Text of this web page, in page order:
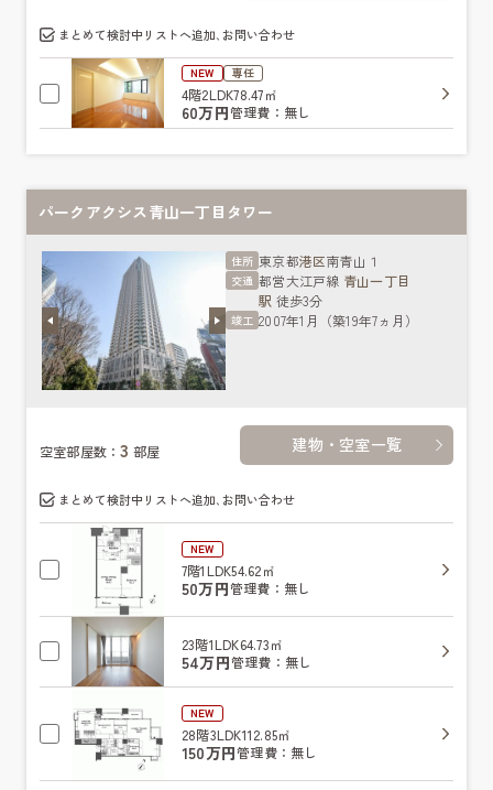
まとめて検討中リストへ追加､お問い合わせ
NEW 専任
4階2LDK78.47㎡
60万円管理費：無し
パークアクシス青山一丁目タワー
住所 東京都港区南青山１
交通 都営大江戸線 青山一丁目
駅 徒歩3分
竣工 2007年1月（築19年7ヵ月）
空室部屋数：3 部屋 建物・空室一覧
まとめて検討中リストへ追加､お問い合わせ
NEW
7階1LDK54.62㎡
50万円管理費：無し
23階1LDK64.73㎡
54万円管理費：無し
NEW
28階3LDK112.85㎡
150万円管理費：無し